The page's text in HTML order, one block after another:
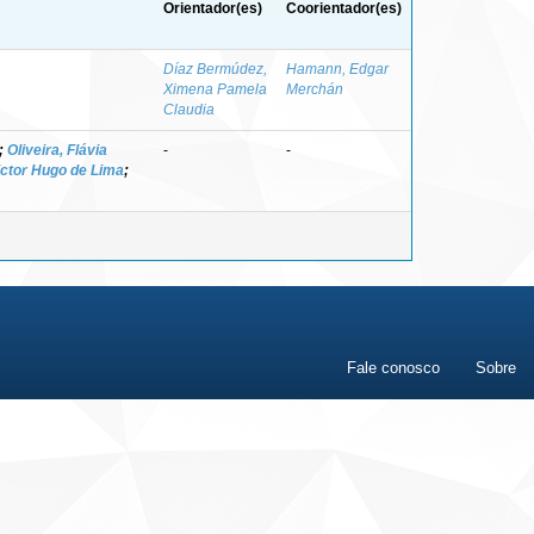
Orientador(es) Coorientador(es)
Díaz Bermúdez,
Ximena Pamela
Claudia
Hamann, Edgar
Merchán
; Oliveira, Flávia
Hugo de Lima;
- -
Fale conosco Sobre